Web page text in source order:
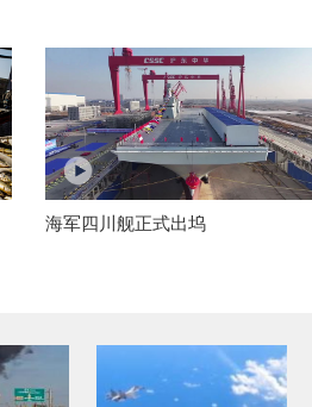
海军四川舰正式出坞